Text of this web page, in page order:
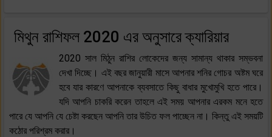
মিথুন রাশিফল 2020 এর অনুসারে ক্যারিয়ার
2020 সাল মিঠুন রাশির লোকেদের জন্য সামান্য থাকার সম্ভবনা
দেখা দিচ্ছে। এই বছর জানুয়ারী মাসে আপনার শনির গোচর অষ্টম ঘরে
হবে যার কারণে আপনাকে ব্যবসাতে কিছু বাধার মুখোমুখি হতে পারে।
যদি আপনি চাকরি করেন তাহলে এই সময় আপনার এরকম মনে হতে
পারে যে আপনি যে চেষ্টা করছেন আপনি তার উচিত ফল পাচ্ছেন না। কিন্তু এই সময়টি
কঠোর পরিশ্রম করার।